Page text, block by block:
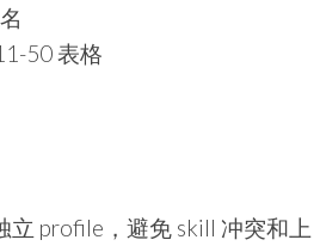
50 表格
立 profile，避免 skill 冲突和上